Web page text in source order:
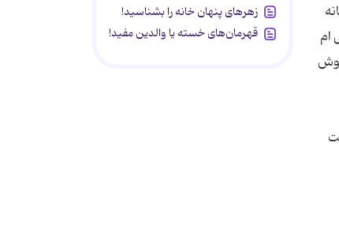
ام
زهرهای پنهان خانه را بشناسید!
قهرمان‌های خسته یا والدین مفید!